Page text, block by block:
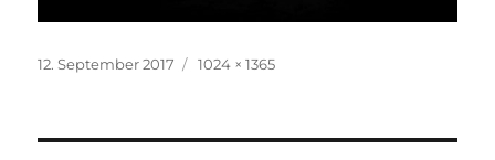
Veröffentlicht
12. September 2017 Originalgröße
1024 × 1365